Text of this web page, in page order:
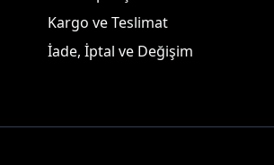
Kargo ve Teslimat
İade, İptal ve Değişim